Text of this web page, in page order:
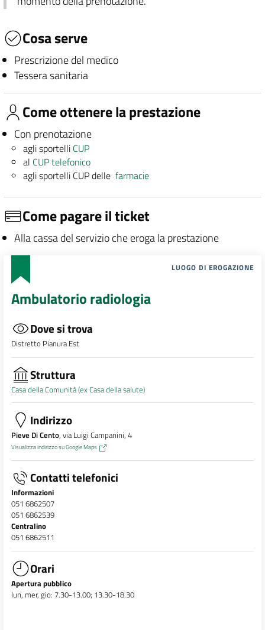
Cosa serve
Prescrizione del medico
Tessera sanitaria
Come ottenere la prestazione
Con prenotazione
agli sportelli CUP
al CUP telefonico
agli sportelli CUP dellefarmacie
Come pagare il ticket
Alla cassa del servizio che eroga la prestazione
LUOGO DI EROGAZIONE
Ambulatorio radiologia
Dove si trova
Distretto Pianura Est
Struttura
Casa della Comunità (ex Casa della salute)
Indirizzo
Pieve Di Cento, via Luigi Campanini, 4
Visualizza indirizzo su Google Maps
Contatti telefonici
Informazioni
051 6862507
051 6862539
Centralino
051 6862511
Orari
Apertura pubblico
lun, mer, gio: 7.30-13.00; 13.30-18.30